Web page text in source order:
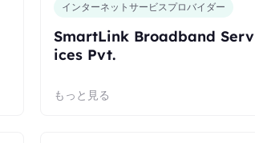
インターネットサービスプロバイダー
SmartLink Broadband Serv
ices Pvt.
もっと見る